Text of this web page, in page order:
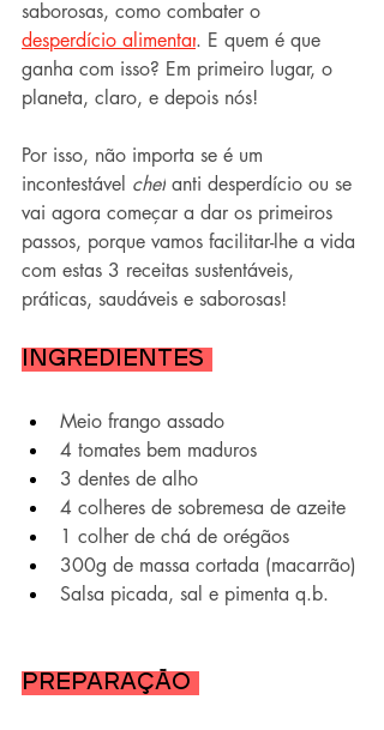
saborosas, como combater o
desperdício alimentar. E quem é que
ganha com isso? Em primeiro lugar, o
planeta, claro, e depois nós!
Por isso, não importa se é um
incontestável chef anti desperdício ou se
vai agora começar a dar os primeiros
passos, porque vamos facilitar-lhe a vida
com estas 3 receitas sustentáveis,
práticas, saudáveis e saborosas!
Ingredientes
Meio frango assado
4 tomates bem maduros
3 dentes de alho
4 colheres de sobremesa de azeite
1 colher de chá de orégãos
300g de massa cortada (macarrão)
Salsa picada, sal e pimenta q.b.
Preparação